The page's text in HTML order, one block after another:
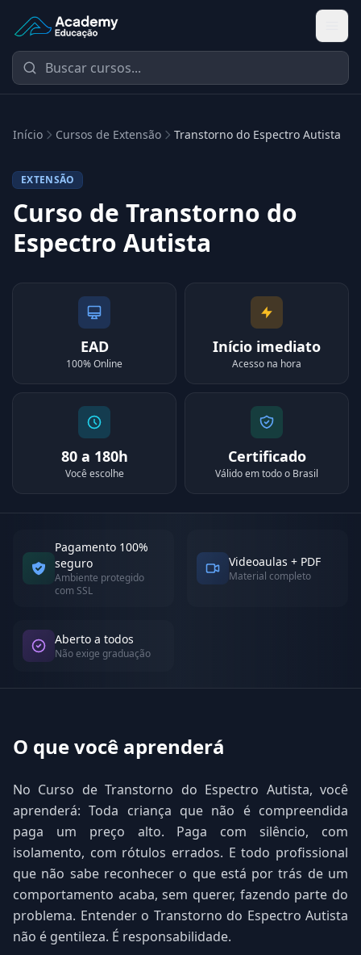
Academy Extensão
Início Cursos de Extensão Transtorno do Espectro Autista
EXTENSÃO
Curso de Transtorno do
Espectro Autista
EAD
100% Online
Início imediato
Acesso na hora
80 a 180h
Você escolhe
Certificado
Válido em todo o Brasil
Pagamento 100%
seguro
Ambiente protegido
com SSL
Videoaulas + PDF
Material completo
Aberto a todos
Não exige graduação
O que você aprenderá
No Curso de Transtorno do Espectro Autista, você
aprenderá: Toda criança que não é compreendida
paga um preço alto. Paga com silêncio, com
isolamento, com rótulos errados. E todo profissional
que não sabe reconhecer o que está por trás de um
comportamento acaba, sem querer, fazendo parte do
problema. Entender o Transtorno do Espectro Autista
não é gentileza. É responsabilidade.